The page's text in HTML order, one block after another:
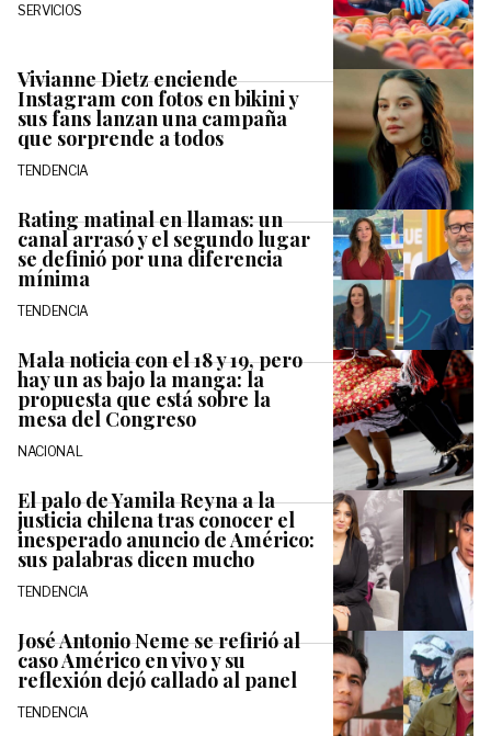
SERVICIOS
Vivianne Dietz enciende
Instagram con fotos en bikini y
sus fans lanzan una campaña
que sorprende a todos
TENDENCIA
Rating matinal en llamas: un
canal arrasó y el segundo lugar
se definió por una diferencia
mínima
TENDENCIA
Mala noticia con el 18 y 19, pero
hay un as bajo la manga: la
propuesta que está sobre la
mesa del Congreso
NACIONAL
El palo de Yamila Reyna a la
justicia chilena tras conocer el
inesperado anuncio de Américo:
sus palabras dicen mucho
TENDENCIA
José Antonio Neme se refirió al
caso Américo en vivo y su
reflexión dejó callado al panel
TENDENCIA